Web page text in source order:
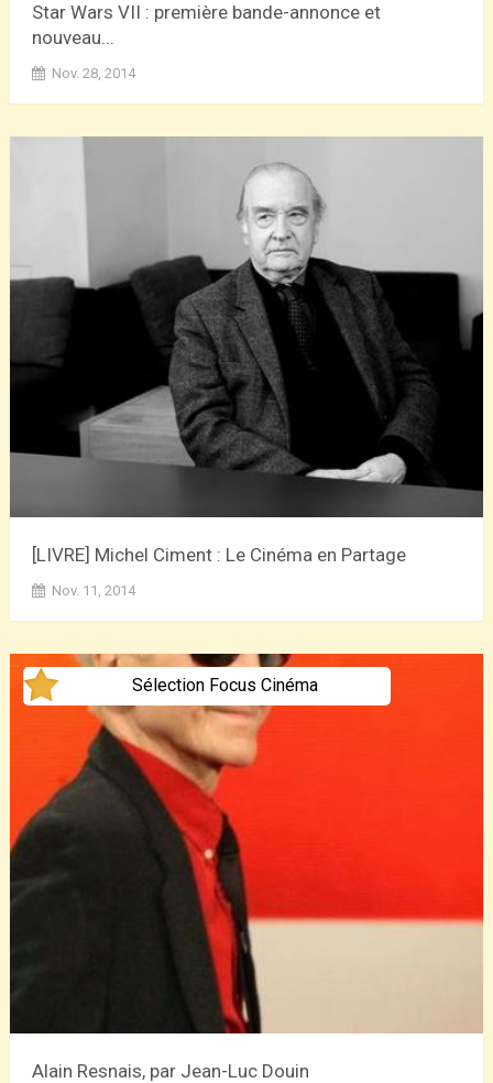
Star Wars VII : première bande-annonce et
nouveau...
Nov. 28, 2014
[LIVRE] Michel Ciment : Le Cinéma en Partage
Nov. 11, 2014
Sélection Focus Cinéma
Alain Resnais, par Jean-Luc Douin